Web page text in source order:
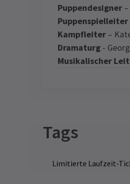
Puppendesigner
Puppenspielleiter
Kampfleiter –
Dramaturg -
Musikalischer
und behandelt
Tags
Limitierte Laufzeit-